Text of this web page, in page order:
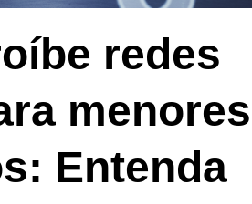
redes
menores
Entenda